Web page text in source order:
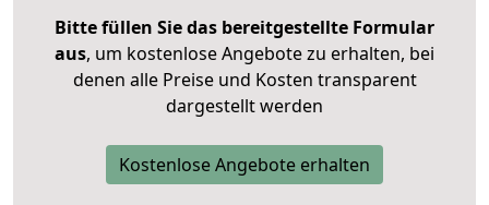
Bitte füllen Sie das bereitgestellte Formular
aus, um kostenlose Angebote zu erhalten, bei
denen alle Preise und Kosten transparent
dargestellt werden
Kostenlose Angebote erhalten